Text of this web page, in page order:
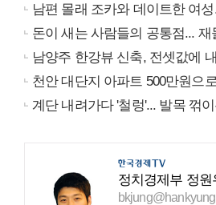
남편 몰래 조카와 데이트한 여
돈이 새는 사람들의 공통점...
남양주 한강뷰 신축, 전셋값에
천안 대단지 아파트 500만원으
계단 내려가다 '철렁'... 발목 꺾
정치경제부 정원